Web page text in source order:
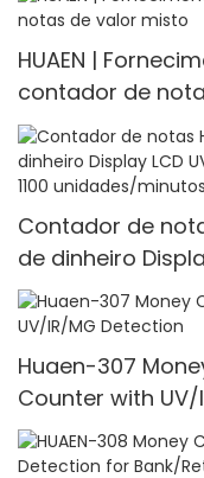
HUAEN |
contador de
Contador de
de dinheiro
multifuncionais
Huaen-307
Counter with